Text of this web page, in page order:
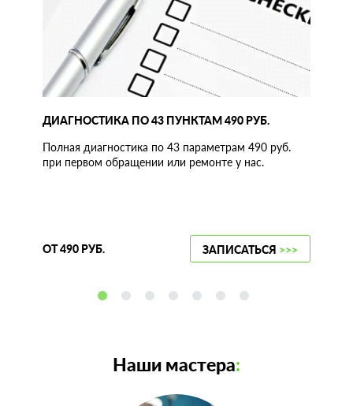
ДИАГНОСТИКА ПО 43 ПУНКТАМ 490 РУБ.
Полная диагностика по 43 параметрам 490 руб.
при первом обращении или ремонте у нас.
ОТ 490 РУБ. ЗАПИСАТЬСЯ >>>
Наши мастера: